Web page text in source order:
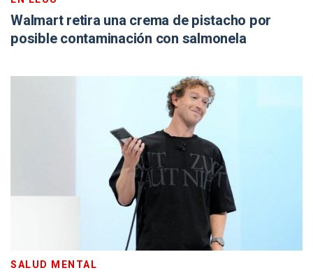
Walmart retira una crema de pistacho por
posible contaminación con salmonela
SALUD MENTAL